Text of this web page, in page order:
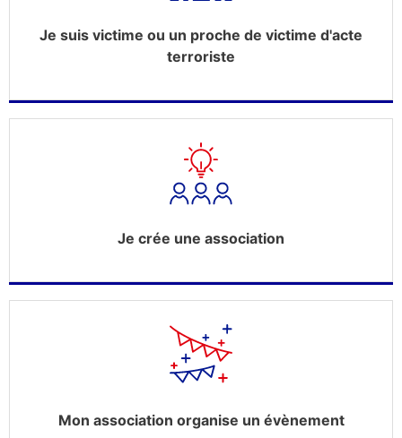
Je suis victime ou un proche de victime d'acte
terroriste
Je crée une association
Mon association organise un évènement